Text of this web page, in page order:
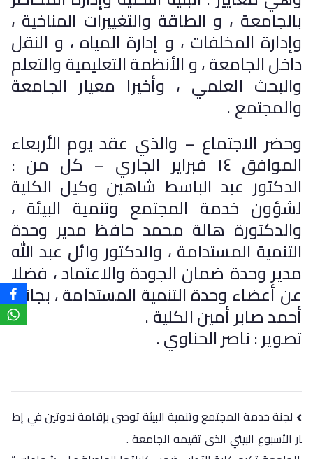
بالجامعة ، و الطاقة والتغييرات المناخية ،
وإدارة المخلفات ، و إدارة المياه ، و النقل
داخل الجامعة ، و الأنظمة التعليمية والتعلم
والبحث العلمي ، وأخيرا معيار الجامعة
والمجتمع .
وحضر الاجتماع – والذي عقد يوم الأربعاء
الموافق ١٤ فبراير الجاري – كل من :
الدكتور عبد الباسط شاهين وكيل الكلية
لشؤون خدمة المجتمع وتنمية البيئة ،
والدكتورة هالة محمد حافظ مدير وحدة
التنمية المستدامة ، والدكتور وائل عبد الله
مدير وحدة ضمان الجودة والاعتماد ، فضلا
عن أعضاء وحدة التنمية المستدامة ، بجانب
أحمد صابر أمين الكلية .
تصوير : ناصر الحناوي .
لجنة خدمة المجتمع وتنمية البيئة توصى بإقامة ندوتين في إط
ار الأسبوع البيئي الذى تقيمه الجامعة .